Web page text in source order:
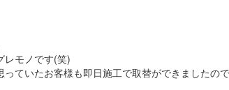
レモノです(笑)
ていたお客様も即日施工で取替ができましたので